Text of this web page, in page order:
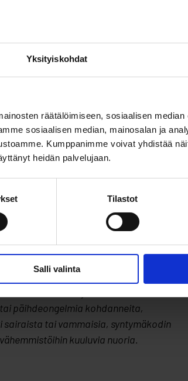
Yksityiskohdat
räätälöimiseen, sosiaalisen
sosiaalisen median, mainosalan ja
Kumppanimme voivat yhdistää
heidän palvelujaan.
Tilastot
Salli valinta
vieraskielisiä ja
päihdeongelmia kohdanneita,
tai vammaisia, syntymäkodin
kuuluvia nuoria.